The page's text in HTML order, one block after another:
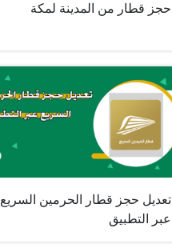
حجز قطار من المدينة لمكة
تعديل حجز قطار الحرمين السريع
عبر التطبيق